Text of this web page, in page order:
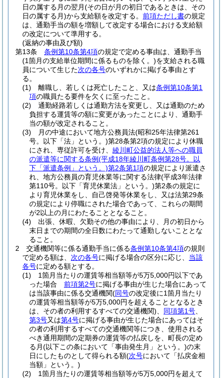
日の属する月の翌月(その日が月の初日であるときは、その
日の属する月)から支給額を改定する。 前項ただし書の規定
は、通勤手当の額を増額して改定する場合における支給額
の改定について準用する。
(返納の事由及び額)
第13条
条例第10条第4項の規定で定める事由は、通勤手当
(1箇月の支給単位期間に係るものを除く。)を支給される職
員について生じた次の各号のいずれかに掲げる事由とす
る。
(1)
離職し、若しくは死亡したこと、又は条例第10条第1
項の職員たる要件を欠くに至ったこと。
(2)
通勤経路若しくは通勤方法を変更し、又は通勤のため
負担する運賃等の額に変更があったことにより、通勤手
当の額が改定されること。
(3)
月の中途において地方公務員法(昭和25年法律第261
号。以下「法」という。)第28条第2項の規定により休職
にされ、専従許可を受け、 綾川町公益的法人等への職員
の派遣等に関する条例(平成18年綾川町条例第28号。以
下「派遣条例」という。)第2条第1項の規定により派遣さ
れ、地方公務員の育児休業等に関する法律(平成3年法律
第110号。以下「育児休業法」という。)第2条の規定に
より育児休業をし、自己啓発等休業をし、又は法第29条
の規定により停職にされた場合であって、これらの期間
が2以上の月にわたることとなること。
(4)
出張、休暇、欠勤その他の事由により、月の初日から
末日までの期間の全日数にわたって通勤しないこととな
ること。
2
交通機関等に係る通勤手当に係る条例第10条第4項の規則
で定める額は、 次の各号に掲げる場合の区分に応じ、 当該
各号に定める額とする。
(1)
1箇月当たりの運賃等相当額等が5万5,000円以下であ
った場合 前項第2号に掲げる事由が生じた場合にあって
は当該事由に係る交通機関(同号の改定後に1箇月当たり
の運賃等相当額等が5万5,000円を超えることとなるとき
は、その者の利用するすべての交通機関)
同項第1号
第3号又は第4号に掲げる事由が生じた場合にあってはそ
の者の利用するすべての交通機関等につき、使用される
べき通用期間の定期券の運賃等の払戻しを、町長の定め
る月(以下この条において「事由発生月」という。)の末
日にしたものとして得られる額(次号において「払戻金相
当額」という。)
(2)
1箇月当たりの運賃等相当額等が5万5,000円を超えて